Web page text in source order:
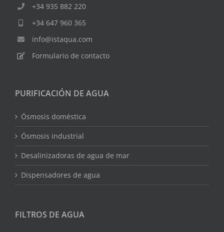
+34 935 882 220
+34 647 960 365
info@istaqua.com
Formulario de contacto
PURIFICACIÓN DE AGUA
Ósmosis doméstica
Ósmosis industrial
Desalinizadoras de agua de mar
Dispensadores de agua
FILTROS DE AGUA